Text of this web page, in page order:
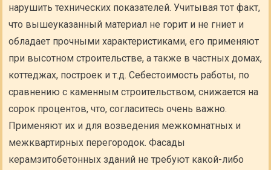
нарушить технических показателей. Учитывая тот факт,
что вышеуказанный материал не горит и не гниет и
обладает прочными характеристиками, его применяют
при высотном строительстве, а также в частных домах,
коттеджах, построек и т.д. Себестоимость работы, по
сравнению с каменным строительством, снижается на
сорок процентов, что, согласитесь очень важно.
Применяют их и для возведения межкомнатных и
межквартирных перегородок. Фасады
керамзитобетонных зданий не требуют какой-либо